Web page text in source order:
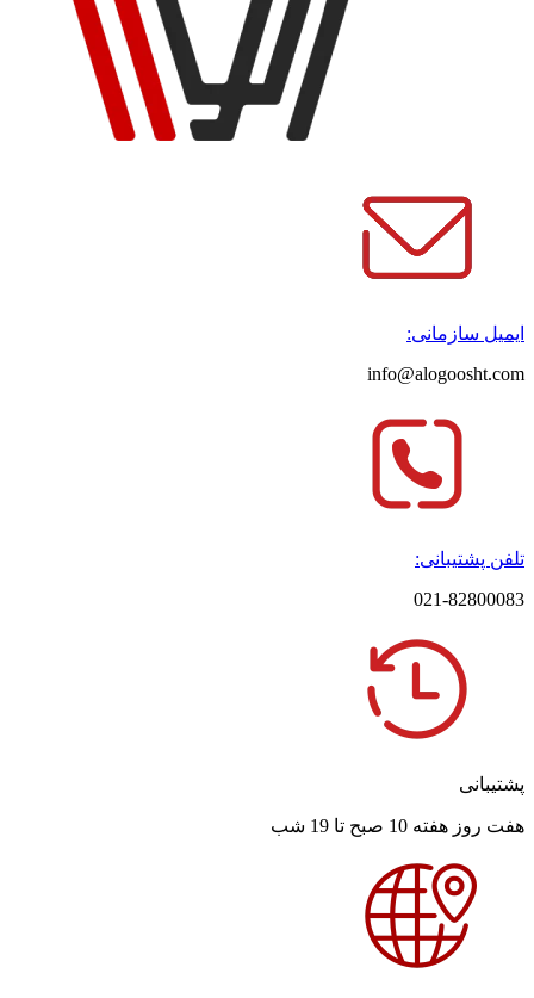
ایمیل سازمانی:
info@alogoosht.com
تلفن پشتیبانی:
021-82800083
پشتیبانی
هفت روز هفته 10 صبح تا 19 شب